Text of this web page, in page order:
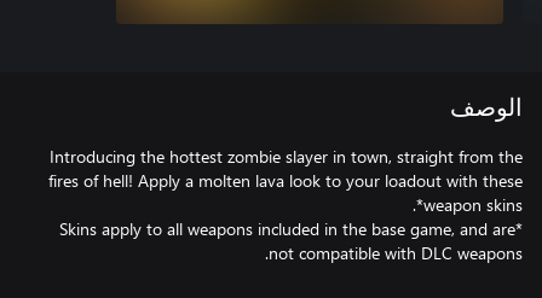
الوصف
Introducing the hottest zombie slayer in town, straight from the
fires of hell! Apply a molten lava look to your loadout with these
*Skins apply to all weapons included in the base game, and are
not compatible with DLC weapons.